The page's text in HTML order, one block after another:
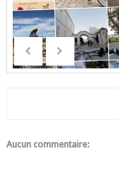
Aucun commentaire: